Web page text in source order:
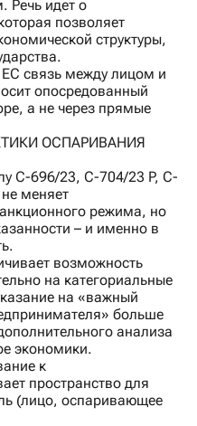
Речь идет о
позволяет
структуры,
связь между лицом и
опосредованный
а не через прямые
ОСПАРИВАНИЯ
C-696/23, C-704/23 P, C-
меняет
режима, но
– и именно в
возможность
на категориальные
на «важный
больше
анализа
экономики.
к
пространство для
(лицо, оспаривающее